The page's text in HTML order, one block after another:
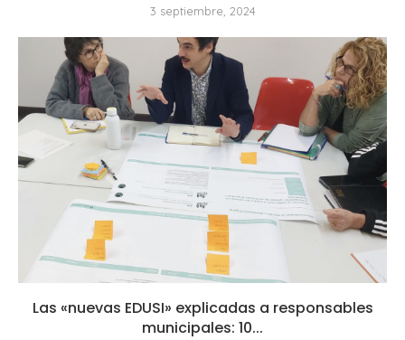
3 septiembre, 2024
Las «nuevas EDUSI» explicadas a responsables
municipales: 10...